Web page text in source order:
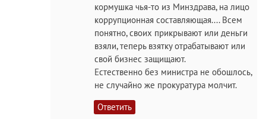
кормушка чья-то из Минздрава, на лицо
коррупционная составляющая.... Всем
понятно, своих прикрывают или деньги
взяли, теперь взятку отрабатывают или
свой бизнес защищают.
Естественно без министра не обошлось,
не случайно же прокуратура молчит.
Ответить